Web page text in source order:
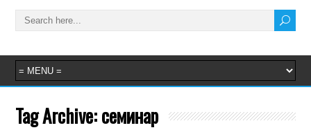
Tag Archive:семинар